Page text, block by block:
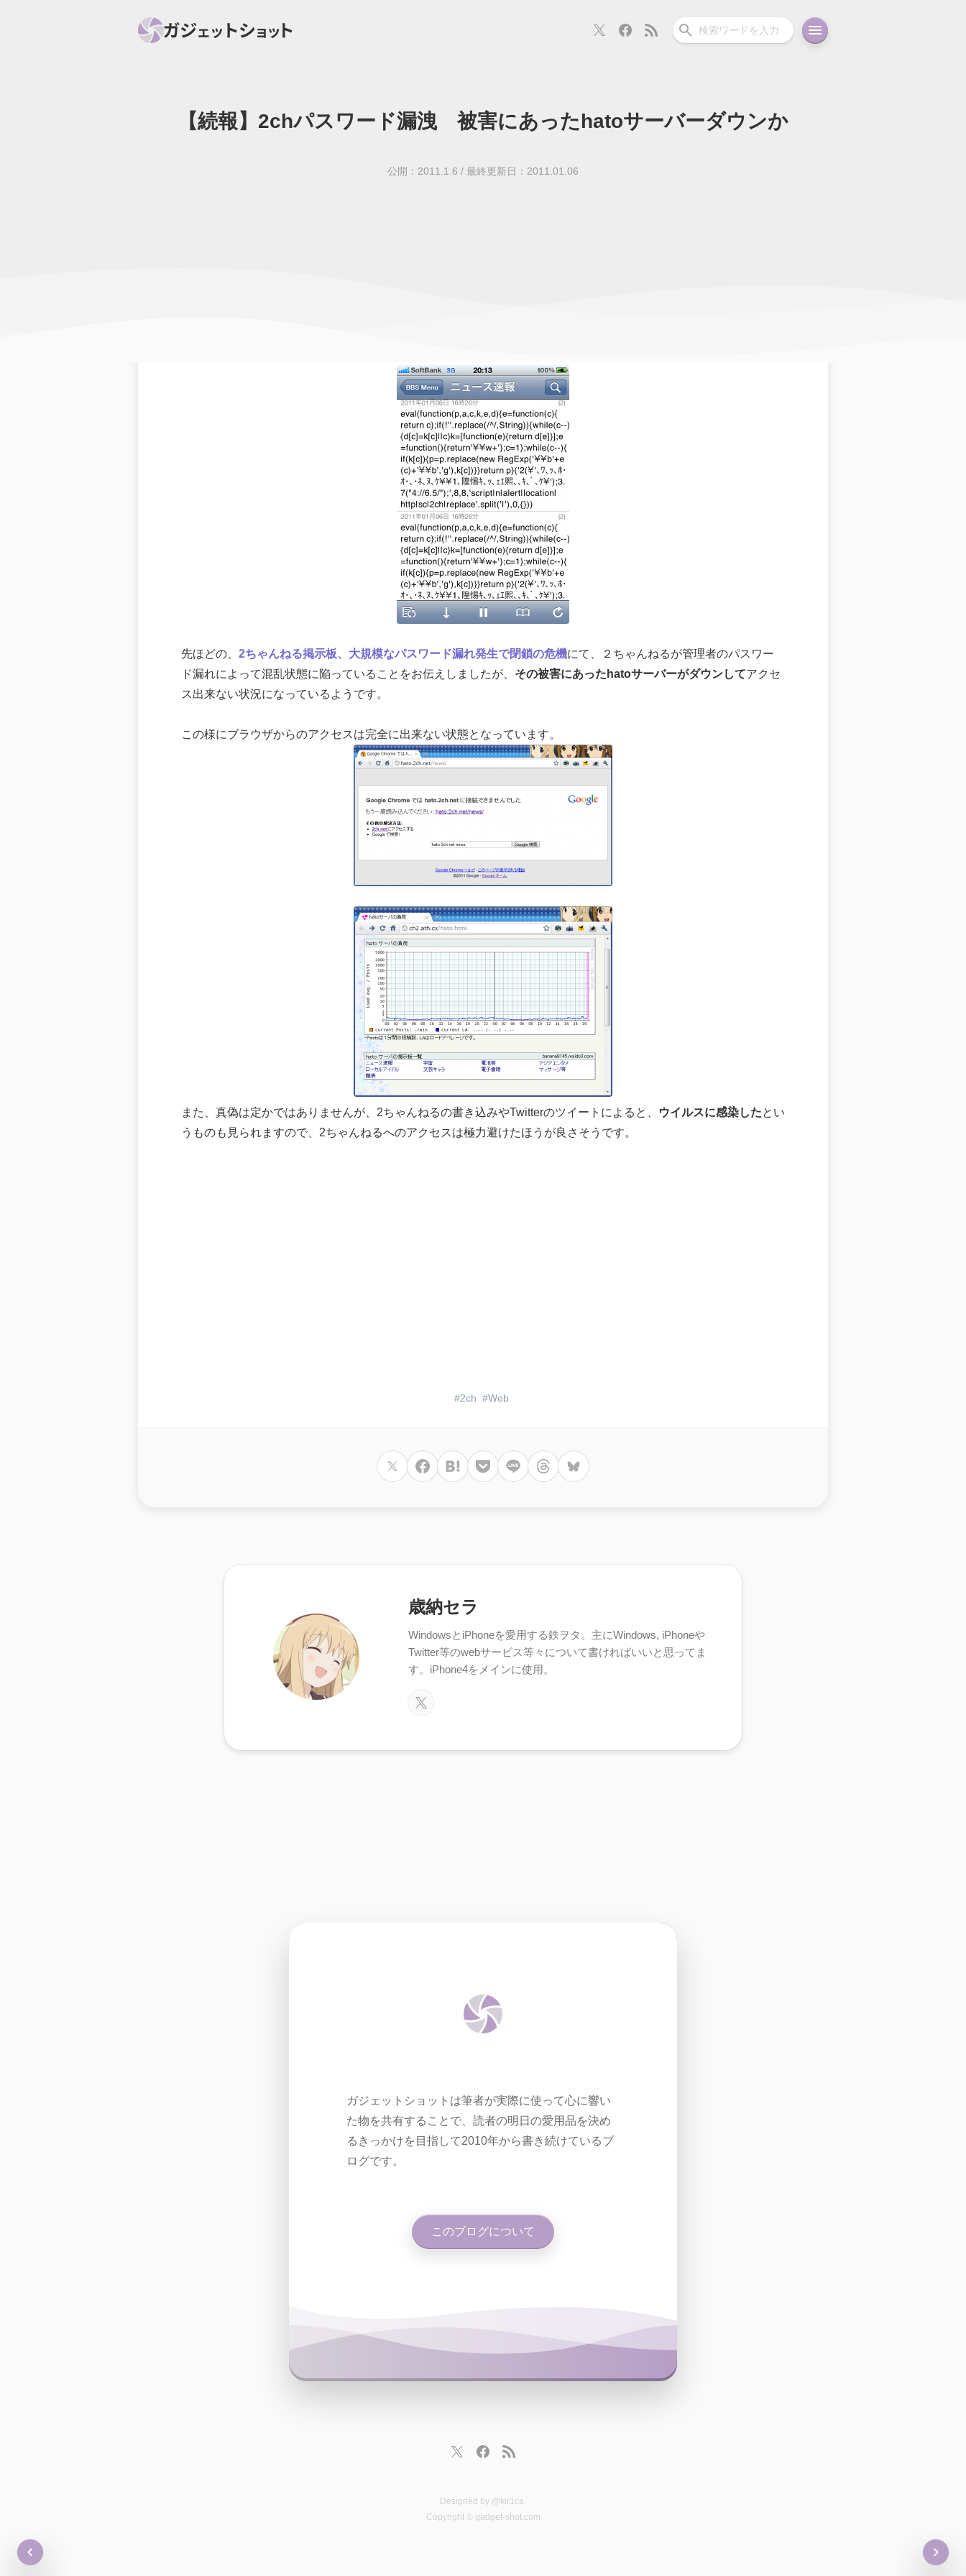
スマホ PC関連 カメラ ウェアラブル スマートホーム 車・バイク オーディオ 充電関連 その他
【続報】2chパスワード漏洩 被害にあったhatoサーバーダウンか
公開：2011.1.6 / 最終更新日：2011.01.06
先ほどの、 2ちゃんねる掲示板、大規模なパスワード漏れ発生で閉鎖の危機にて、２ちゃんねるが管理者のパスワー
ド漏れによって混乱状態に陥っていることをお伝えしましたが、 その被害にあったhatoサーバーがダウンしてアクセ
ス出来ない状況になっているようです。
この様にブラウザからのアクセスは完全に出来ない状態となっています。
また、真偽は定かではありませんが、2ちゃんねるの書き込みやTwitterのツイートによると、 ウイルスに感染したとい
うものも見られますので、2ちゃんねるへのアクセスは極力避けたほうが良さそうです。
2ch Web
歳納セラ
WindowsとiPhoneを愛用する鉄ヲタ。主にWindows, iPhoneや
Twitter等のwebサービス等々について書ければいいと思ってま
す。iPhone4をメインに使用。
ガジェットショットは筆者が実際に使って心に響い
た物を共有することで、読者の明日の愛用品を決め
るきっかけを目指して2010年から書き続けているブ
ログです。
このブログについて
Designed by @kir1ca.
Copyright © gadget-shot.com